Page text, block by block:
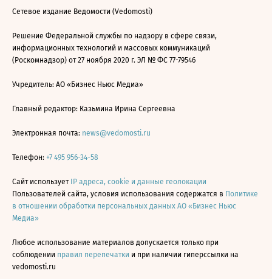
Сетевое издание Ведомости (Vedomosti)
Решение Федеральной службы по надзору в сфере связи,
информационных технологий и массовых коммуникаций
(Роскомнадзор) от 27 ноября 2020 г. ЭЛ № ФС 77-79546
Учредитель: АО «Бизнес Ньюс Медиа»
Главный редактор: Казьмина Ирина Сергеевна
Электронная почта: news@vedomosti.ru
Телефон: +7 495 956-34-58
Сайт использует IP адреса, cookie и данные геолокации
Пользователей сайта, условия использования содержатся в Политике
в отношении обработки персональных данных АО «Бизнес Ньюс
Медиа»
Любое использование материалов допускается только при
соблюдении правил перепечатки и при наличии гиперссылки на
vedomosti.ru